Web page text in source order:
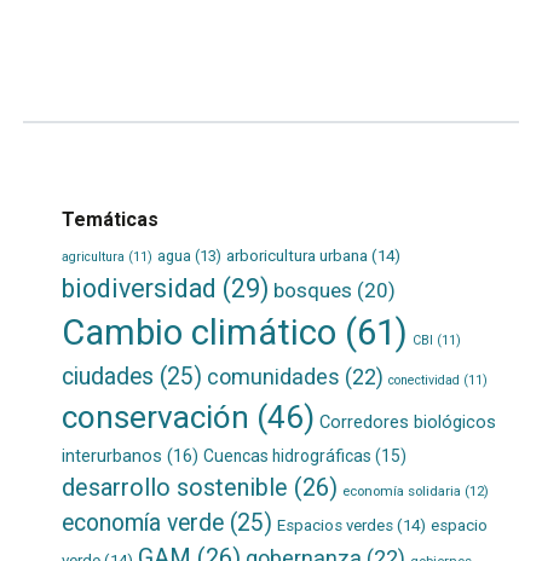
Temáticas
agricultura (11) agua (13) arboricultura urbana(14)
biodiversidad (29) bosques (20)
Cambio climático (61) CBI (11)
ciudades (25) comunidades (22) conectividad (11)
conservación (46) Corredores biológicos
interurbanos (16) Cuencas hidrográficas (15)
desarrollo sostenible (26) economía solidaria (12)
economía verde(25) Espacios verdes(14) espacio